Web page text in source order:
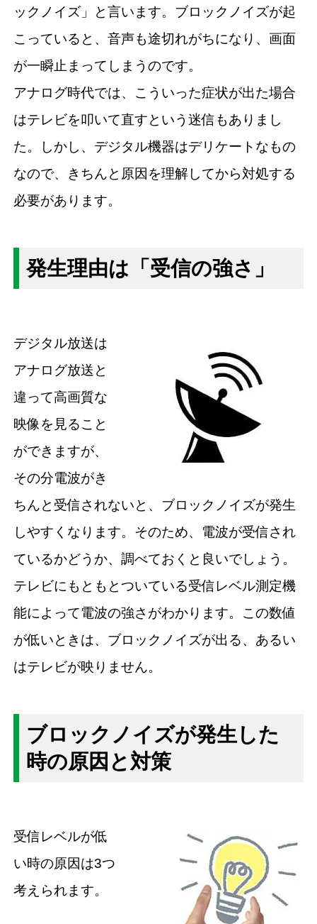
ックノイズ」と言います。ブロックノイズが起
こっていると、音声も途切れがちになり、画面
が一瞬止まってしまうのです。
アナログ時代では、こういった症状が出た場合
はテレビを叩いて直すという迷信もありまし
た。しかし、デジタル機器はデリケートなもの
なので、きちんと原因を理解してから対処する
必要があります。
発生理由は「受信の強さ」
デジタル放送は
アナログ放送と
違って高画質な
映像を見ること
ができますが、
その分電波がき
ちんと受信されないと、ブロックノイズが発生
しやすくなります。そのため、電波が受信され
ているかどうか、調べておくと良いでしょう。
テレビにもともとついている受信レベル測定機
能によって電波の強さがわかります。この数値
が低いときは、ブロックノイズが出る、あるい
はテレビが映りません。
ブロックノイズが発生した
時の原因と対策
受信レベルが低
い時の原因は3つ
考えられます。